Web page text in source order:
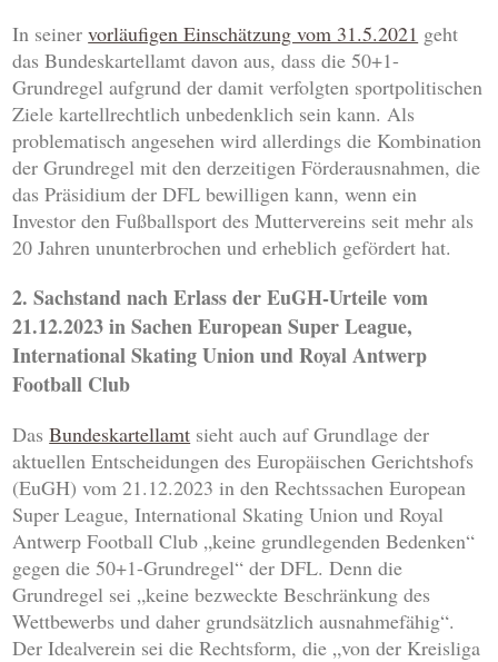
In seinervorläufigen Einschätzung vom 31.5.2021 geht
das Bundeskartellamt davon aus, dass die 50+1-
Grundregel aufgrund der damit verfolgten sportpolitischen
Ziele kartellrechtlich unbedenklich sein kann. Als
problematisch angesehen wird allerdings die Kombination
der Grundregel mit den derzeitigen Förderausnahmen, die
das Präsidium der DFL bewilligen kann, wenn ein
Investor den Fußballsport des Muttervereins seit mehr als
20 Jahren ununterbrochen und erheblich gefördert hat.
2. Sachstand nach Erlass der EuGH-Urteile vom
21.12.2023 in Sachen European Super League,
International Skating Union und Royal Antwerp
Football Club
DasBundeskartellamt sieht auch auf Grundlage der
aktuellen Entscheidungen des Europäischen Gerichtshofs
(EuGH) vom 21.12.2023 in den Rechtssachen European
Super League, International Skating Union und Royal
Antwerp Football Club „keine grundlegenden Bedenken“
gegen die 50+1-Grundregel“ der DFL. Denn die
Grundregel sei „keine bezweckte Beschränkung des
Wettbewerbs und daher grundsätzlich ausnahmefähig“.
Der Idealverein sei die Rechtsform, die „von der Kreisliga